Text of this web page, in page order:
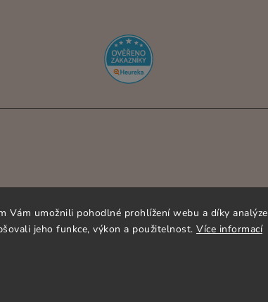
Vám umožnili pohodlné prohlížení webu a díky analýze
jeho funkce, výkon a použitelnost. Více informací